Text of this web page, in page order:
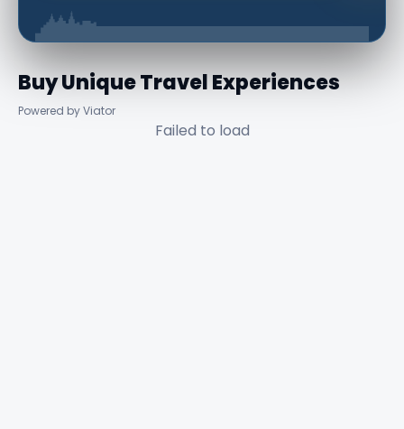
Buy Unique Travel Experiences
Powered by Viator
Failed to load